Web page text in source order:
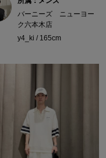
バーニーズ ニューヨー
ク六本木店
y4_ki / 165cm